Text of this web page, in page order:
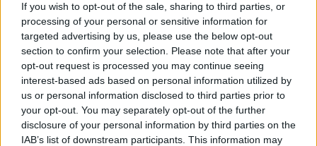
If you wish to opt-out of the sale, sharing to third parties, or
processing of your personal or sensitive information for
targeted advertising by us, please use the below opt-out
section to confirm your selection. Please note that after your
opt-out request is processed you may continue seeing
interest-based ads based on personal information utilized by
us or personal information disclosed to third parties prior to
your opt-out. You may separately opt-out of the further
disclosure of your personal information by third parties on the
IAB’s list of downstream participants. This information may